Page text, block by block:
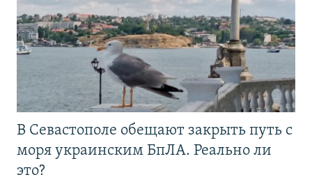
В Севастополе обещают закрыть путь с
моря украинским БпЛА. Реально ли
это?